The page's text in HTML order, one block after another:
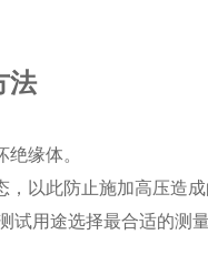
法
缘体。
以此防止施加高压造成
试用途选择最合适的测量